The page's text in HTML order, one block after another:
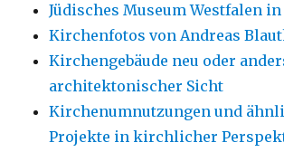
Jüdisches Museum Westfalen
Kirchenfotos von Andreas
Kirchengebäude neu oder
architektonischer Sicht
Kirchenumnutzungen und
Projekte in kirchlicher